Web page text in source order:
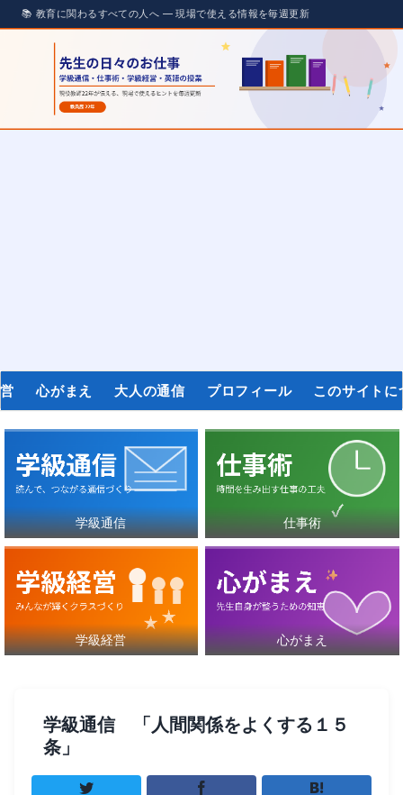
心がまえ 大人の通信 プロフィール このサイトに
学級通信 仕事術
学級経営 心がまえ
学級通信 「人間関係をよくする１５
条」